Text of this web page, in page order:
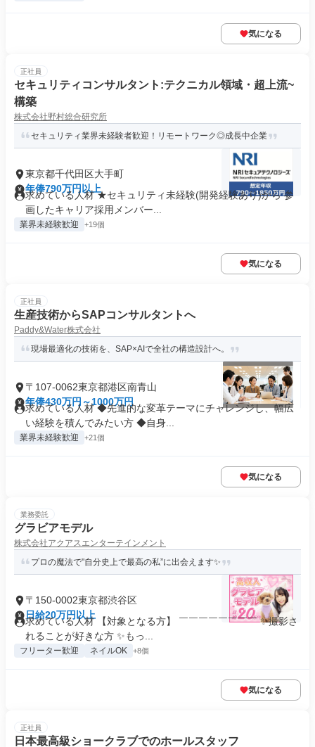
気になる
正社員
セキュリティコンサルタント:テクニカル領域・超上流~
構築
株式会社野村総合研究所
セキュリティ業界未経験者歓迎！リモートワーク◎成長中企業
東京都千代田区大手町
年俸790万円以上
求めている人材 ★セキュリティ未経験(開発経験あり)から 参
画したキャリア採用メンバー...
業界未経験歓迎 +19個
気になる
正社員
生産技術からSAPコンサルタントへ
Paddy&Water株式会社
現場最適化の技術を、SAP×AIで全社の構造設計へ。
〒107-0062東京都港区南青山
年俸430万円～1000万円
求めている人材 ◆先進的な変革テーマにチャレンジし、幅広
い経験を積んでみたい方 ◆自身...
業界未経験歓迎 +21個
気になる
業務委託
グラビアモデル
株式会社アクアスエンターテインメント
プロの魔法で"自分史上で最高の私”に出会えます✨
〒150-0002東京都渋谷区
日給20万円以上
求めている人材 【対象となる方】 ￣￣￣￣￣￣￣￣ ✨撮影さ
れることが好きな方 ✨もっ...
フリーター歓迎 ネイルOK +8個
気になる
正社員
日本最高級ショークラブでのホールスタッフ